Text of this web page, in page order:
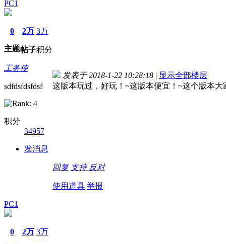
PC1
0
主题
2万
帖子
3万
积分
工务使
sdfdsfdsfdsf
积分
34957
发消息
发表于 2018-1-22 10:28:18 | 显示全部楼层
这版本玩过，好玩！~这版本便宜！~这个版本
回复 支持 反对
使用道具 举报
PC1
0 2万 3万